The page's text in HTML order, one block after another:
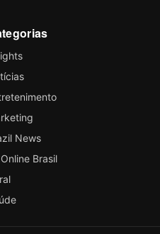
News
Brasil